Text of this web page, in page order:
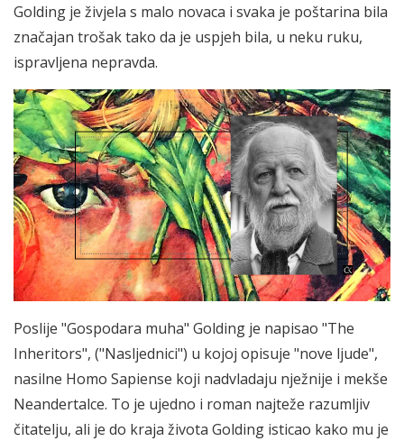
Golding je živjela s malo novaca i svaka je poštarina bila
značajan trošak tako da je uspjeh bila, u neku ruku,
ispravljena nepravda.
Poslije "Gospodara muha" Golding je napisao "The
Inheritors", ("Nasljednici") u kojoj opisuje "nove ljude",
nasilne Homo Sapiense koji nadvladaju nježnije i mekše
Neandertalce. To je ujedno i roman najteže razumljiv
čitatelju, ali je do kraja života Golding isticao kako mu je